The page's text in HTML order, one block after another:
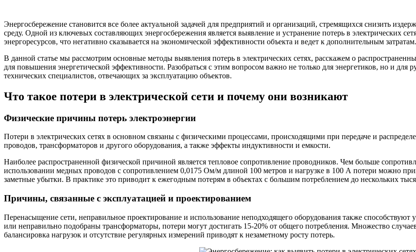
Энергосбережение становится все более актуальной задачей для предприятий и организаций, стремящихся снизить
среду. Одной из ключевых составляющих энергосбережения является выявление и устранение потерь в электрических
энергоресурсов, что негативно сказывается на экономической эффективности объекта и ведет к дополнительным затратам.
В данной статье мы рассмотрим основные методы выявления потерь в электрических сетях, расскажем о
для повышения энергетической эффективности. Разобраться с этим вопросом важно не только для энергетиков, но и
технических специалистов, отвечающих за эксплуатацию объектов.
Что такое потери в электрической сети и почему они возникают
Физические причины потерь электроэнергии
Потери в электрических сетях в основном связаны с физическими процессами, происходящими при передаче и
проводов, трансформаторов и другого оборудования, а также эффекты индуктивности и емкости.
Наиболее распространенной физической причиной является тепловое сопротивление проводников. Чем больше
использовании медных проводов с сопротивлением 0,0175 Ом/м длиной 100 метров и нагрузке в 100 А потери можно
заметные убытки. В практике это приводит к ежегодным потерям в объектах с большим потреблением до нескольких
Причины, связанные с эксплуатацией и проектированием
Перенасыщение сети, неправильное проектирование и использование неподходящего оборудования также
или неправильно подобраны трансформаторы, потери могут достигать 15-20% от общего потребления. Множество
балансировка нагрузок и отсутствие регулярных измерений приводят к незаметному росту потерь.